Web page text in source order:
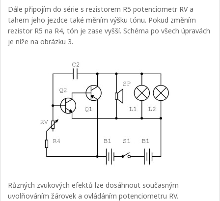
Dále připojím do série s rezistorem R5 potenciometr RV a
tahem jeho jezdce také měním výšku tónu. Pokud změním
rezistor R5 na R4, tón je zase vyšší. Schéma po všech úpravách
je níže na obrázku 3.
Různých zvukových efektů lze dosáhnout současným
uvolňováním žárovek a ovládáním potenciometru RV.